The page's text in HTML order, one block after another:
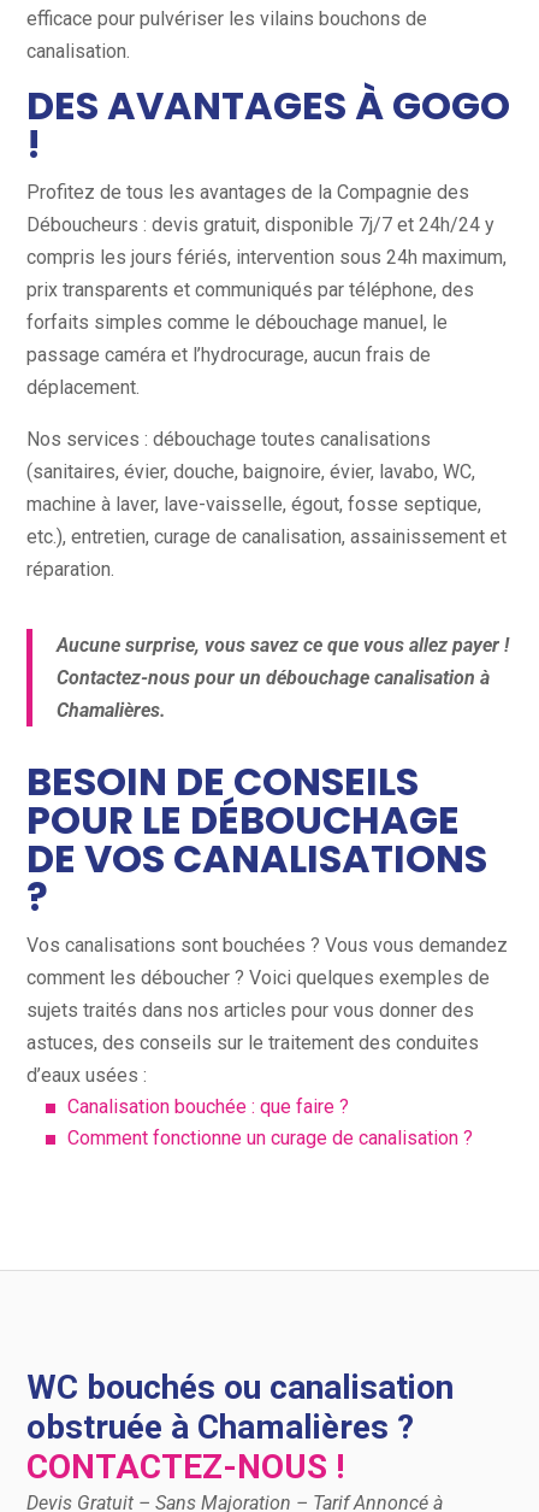
efficace pour pulvériser les vilains bouchons de
canalisation.
DES AVANTAGES À GOGO
!
Profitez de tous les avantages de la Compagnie des
Déboucheurs : devis gratuit, disponible 7j/7 et 24h/24 y
compris les jours fériés, intervention sous 24h maximum,
prix transparents et communiqués par téléphone, des
forfaits simples comme le débouchage manuel, le
passage caméra et l’hydrocurage, aucun frais de
déplacement.
Nos services : débouchage toutes canalisations
(sanitaires, évier, douche, baignoire, évier, lavabo, WC,
machine à laver, lave-vaisselle, égout, fosse septique,
etc.), entretien, curage de canalisation, assainissement et
réparation.
Aucune surprise, vous savez ce que vous allez payer !
Contactez-nous pour un débouchage canalisation à
Chamalières.
BESOIN DE CONSEILS
POUR LE DÉBOUCHAGE
DE VOS CANALISATIONS
?
Vos canalisations sont bouchées ? Vous vous demandez
comment les déboucher ? Voici quelques exemples de
sujets traités dans nos articles pour vous donner des
astuces, des conseils sur le traitement des conduites
d’eaux usées :
Canalisation bouchée : que faire ?
Comment fonctionne un curage de canalisation ?
WC bouchés ou canalisation
obstruée à Chamalières ?
CONTACTEZ-NOUS !
Devis Gratuit – Sans Majoration – Tarif Annoncé à